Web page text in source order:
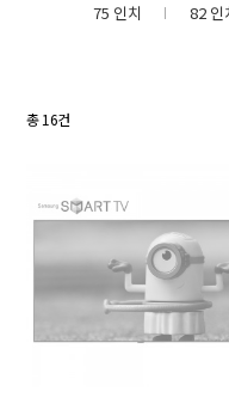
75 인치
82 인
총16건